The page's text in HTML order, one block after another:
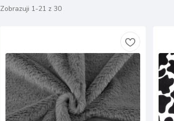
Zobrazuji 1-21 z 30